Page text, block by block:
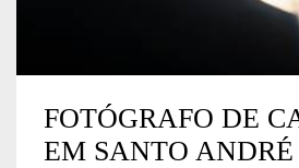
FOTÓGRAFO DE
EM SANTO ANDRÉ